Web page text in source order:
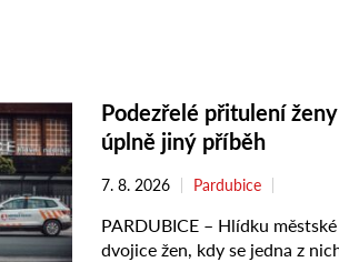
Podezřelé přitulení
úplně jiný příběh
7. 8. 2026 Pardubice
PARDUBICE – Hlídku
dvojice žen, kdy se jedna z